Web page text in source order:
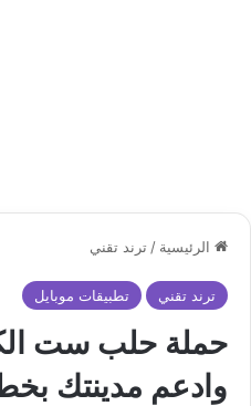
الرئيسية / ترند تقني
ترند تقني تطبيقات موبايل
حملة حلب ست
وادعم مدينتك